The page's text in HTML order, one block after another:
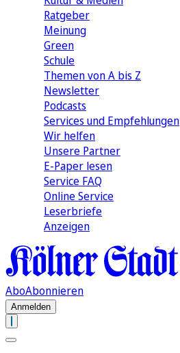
Ratgeber
Meinung
Green
Schule
Themen von A bis Z
Newsletter
Podcasts
Services und Empfehlungen
Wir helfen
Unsere Partner
E-Paper lesen
Service FAQ
Online Service
Leserbriefe
Anzeigen
AboAbonnieren
Anmelden